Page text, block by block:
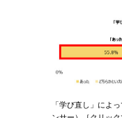
「学び直し」によ